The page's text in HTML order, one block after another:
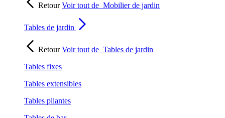
RetourVoir tout de Mobilier de jardin
Tables de jardin
RetourVoir tout de Tables de jardin
Tables fixes
Tables extensibles
Tables pliantes